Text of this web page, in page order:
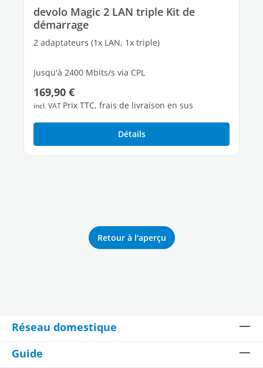
devolo Magic 2 LAN triple Kit de
démarrage
2 adaptateurs (1x LAN, 1x triple)
Jusqu'à 2400 Mbits/s via CPL
3 ports Ethernet Gigabit libres
Prix régulier :
169,90 €
incl. VAT Prix TTC, frais de livraison en sus
Détails
Retour à l'aperçu
Réseau domestique
Guide